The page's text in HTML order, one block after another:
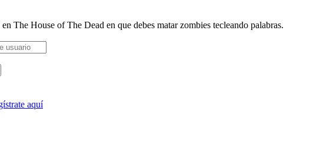
The House of The Dead en que debes matar zombies tecleando palabras.
aquí